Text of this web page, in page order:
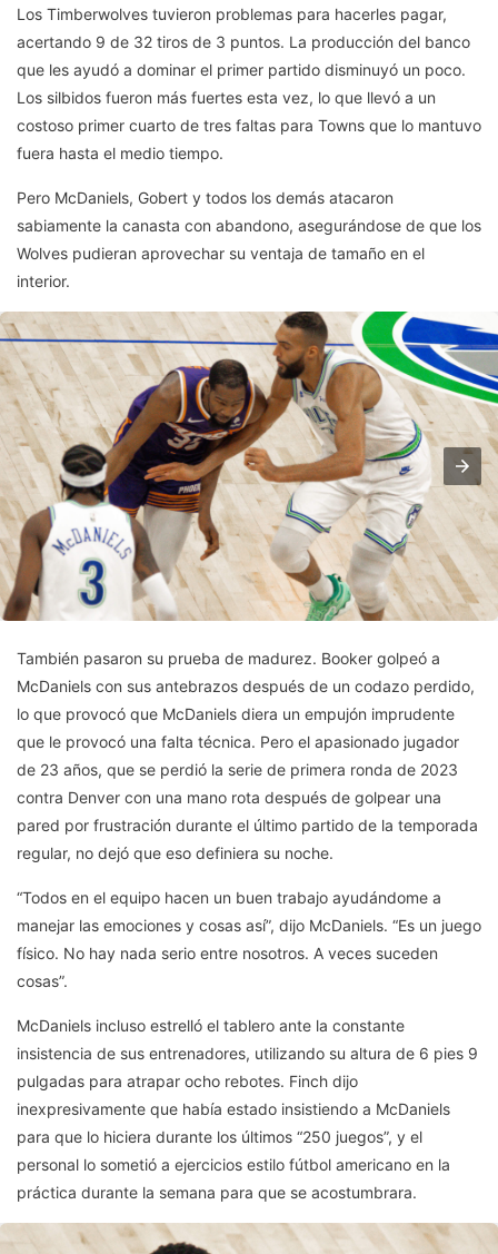
Los Timberwolves tuvieron problemas para hacerles pagar,
acertando 9 de 32 tiros de 3 puntos. La producción del banco
que les ayudó a dominar el primer partido disminuyó un poco.
Los silbidos fueron más fuertes esta vez, lo que llevó a un
costoso primer cuarto de tres faltas para Towns que lo mantuvo
fuera hasta el medio tiempo.
Pero McDaniels, Gobert y todos los demás atacaron
sabiamente la canasta con abandono, asegurándose de que los
Wolves pudieran aprovechar su ventaja de tamaño en el
interior.
También pasaron su prueba de madurez. Booker golpeó a
McDaniels con sus antebrazos después de un codazo perdido,
lo que provocó que McDaniels diera un empujón imprudente
que le provocó una falta técnica. Pero el apasionado jugador
de 23 años, que se perdió la serie de primera ronda de 2023
contra Denver con una mano rota después de golpear una
pared por frustración durante el último partido de la temporada
regular, no dejó que eso definiera su noche.
“Todos en el equipo hacen un buen trabajo ayudándome a
manejar las emociones y cosas así”, dijo McDaniels. “Es un juego
físico. No hay nada serio entre nosotros. A veces suceden
cosas”.
McDaniels incluso estrelló el tablero ante la constante
insistencia de sus entrenadores, utilizando su altura de 6 pies 9
pulgadas para atrapar ocho rebotes. Finch dijo
inexpresivamente que había estado insistiendo a McDaniels
para que lo hiciera durante los últimos “250 juegos”, y el
personal lo sometió a ejercicios estilo fútbol americano en la
práctica durante la semana para que se acostumbrara.